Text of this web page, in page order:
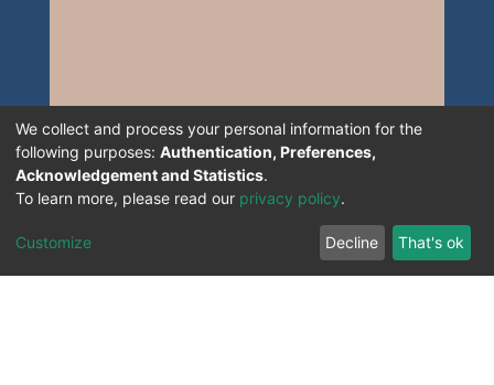
We collect and process your personal information for the
following purposes: Authentication, Preferences,
Acknowledgement and Statistics.
To learn more, please read our privacy policy.
Customize Decline That's ok